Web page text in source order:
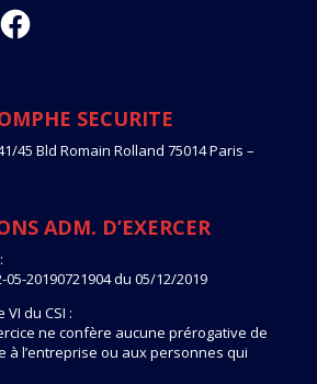
Facebook
SECURITE
45 Bld Romain Rolland 75014 Paris –
ADM. D’EXERCER
05-20190721904 du 05/12/2019
VI du CSI :
ne confère aucune prérogative de
à l’entreprise ou aux personnes qui